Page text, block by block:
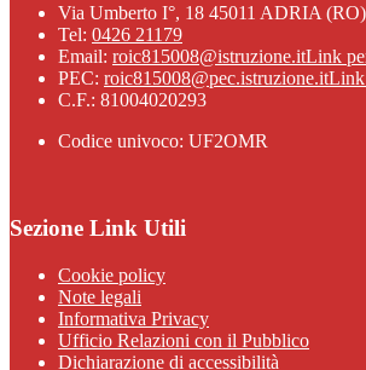
Via Umberto I°, 18 45011 ADRIA (RO)
Tel: 0426 21179
Email: roic815008@istruzione.itLink
PEC: roic815008@pec.istruzione.itLink
C.F.: 81004020293
Codice univoco: UF2OMR
Sezione Link Utili
Cookie policy
Note legali
Informativa Privacy
Ufficio Relazioni con il Pubblico
Dichiarazione di accessibilità